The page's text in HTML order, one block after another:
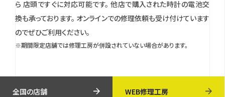
ら 店頭ですぐに対応可能です。 他店で購入された時計の電池交
換も承っております。 オンラインでの修理依頼も受け付けています
のでぜひご利用ください。
※期間限定店舗では修理工房が併設されていない場合があります。
全国の店舗 WEB修理工房